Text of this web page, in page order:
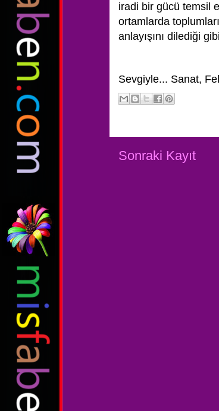
iradi bir gücü temsil
ortamlarda
anlayışını dilediği
Sevgiyle... Sanat,
Sonraki Kayıt